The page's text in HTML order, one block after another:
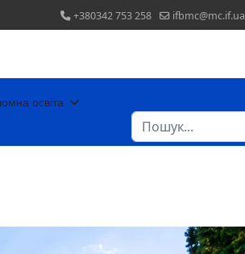
+380342 753 258 ifbmc@mc.if.ua
освіта
Пошук